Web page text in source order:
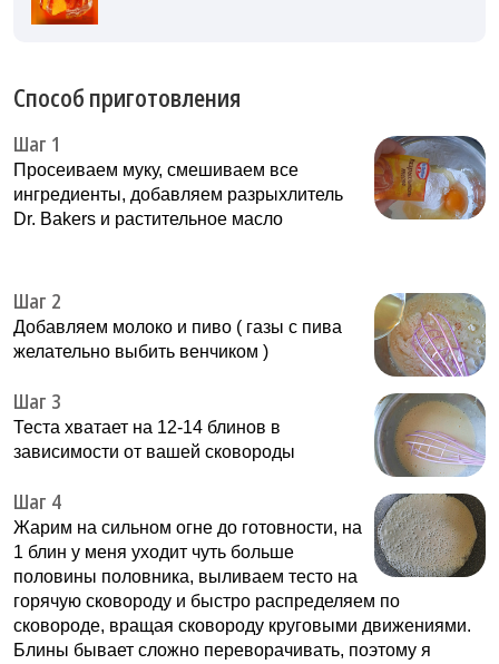
Способ приготовления
Шаг 1
Просеиваем муку, смешиваем все
ингредиенты, добавляем разрыхлитель
Dr. Bakers и растительное масло
Шаг 2
Добавляем молоко и пиво ( газы с пива
желательно выбить венчиком )
Шаг 3
Теста хватает на 12-14 блинов в
зависимости от вашей сковороды
Шаг 4
Жарим на сильном огне до готовности, на
1 блин у меня уходит чуть больше
половины половника, выливаем тесто на
горячую сковороду и быстро распределяем по
сковороде, вращая сковороду круговыми движениями.
Блины бывает сложно переворачивать, поэтому я